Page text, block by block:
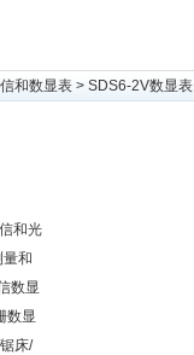
和数显表 > SDS6-2V数显表
和光
和
数显
数显
床/